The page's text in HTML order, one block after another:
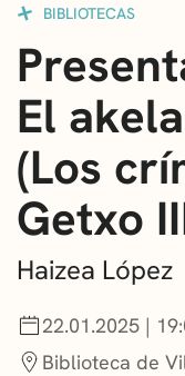
NOTICIAS
GETXO
BIBLIOTECAS
El
(Los
Getxo
Haizea López
22.01.2025 |
Biblioteca de